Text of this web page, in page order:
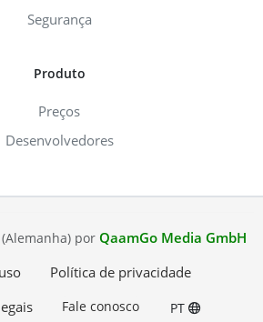
Segurança
Produto
Preços
Desenvolvedores
por QaamGo Media GmbH
Política de privacidade
Fale conosco PT